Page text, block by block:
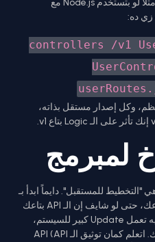
Controllers بتاعتك حسب الإصدار. مثلاً لو بتستخدم Node.js مع
/controllers /v1
وكل إصدار مستقل بذاته،
لمبرمج
للمستقبل". دايماً ابدأ بـ
Versioning من أول يوم في مشروعك، حتى لو شايف إن الـ API بتاعك
بسيط. صدقني، اليوم اللي هتحتاج فيه تعمل Update كبير للسيستم،
هتشكر نفسك إنك كنت عامل حسابك. اتعلم كمان توثيق الـ API (API